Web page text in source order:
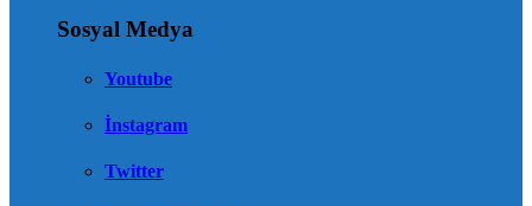
Sosyal Medya
Youtube
İnstagram
Twitter